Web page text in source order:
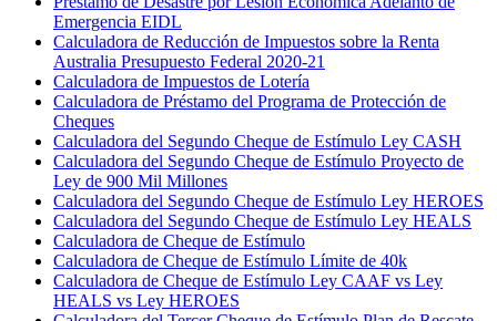
Emergencia EIDL
Calculadora de Reducción de Impuestos sobre la Renta
Australia Presupuesto Federal 2020-21
Calculadora de Impuestos de Lotería
Calculadora de Préstamo del Programa de Protección de
Cheques
Calculadora del Segundo Cheque de Estímulo Ley CASH
Calculadora del Segundo Cheque de Estímulo Proyecto de
Ley de 900 Mil Millones
Calculadora del Segundo Cheque de Estímulo Ley HEROES
Calculadora del Segundo Cheque de Estímulo Ley HEALS
Calculadora de Cheque de Estímulo
Calculadora de Cheque de Estímulo Límite de 40k
Calculadora de Cheque de Estímulo Ley CAAF vs Ley
HEALS vs Ley HEROES